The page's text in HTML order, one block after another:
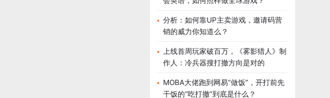
分析：如何靠UP主卖游戏，邀请码营
销的威力你知道么？
上线首周玩家破百万，《雾影猎人》制
作人：冷兵器搜打撤方向是对的
MOBA大佬跑到网易“做饭”，开打前先
干饭的“吃打撤”到底是什么？